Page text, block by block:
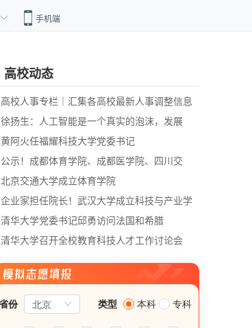
手机端
高校动态
高校人事专栏｜汇集各高校最新人事调整信息
徐扬生：人工智能是一个真实的泡沫，发展
前...
黄阿火任福耀科技大学党委书记
公示！成都体育学院、成都医学院、四川交
通...
北京交通大学成立体育学院
企业家担任院长！武汉大学成立科技与产业学
院
清华大学党委书记邱勇访问法国和希腊
清华大学召开全校教育科技人才工作讨论会